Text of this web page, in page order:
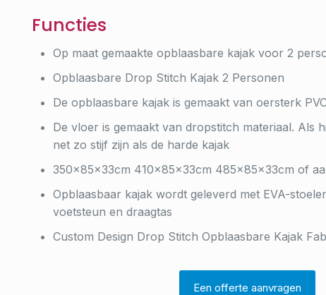
Functies
Op maat gemaakte opblaasbare kajak voor 2
Opblaasbare Drop Stitch Kajak 2 Personen
De opblaasbare kajak is gemaakt van oersterk
De vloer is gemaakt van dropstitch materiaal. Als
net zo stijf zijn als de harde kajak
350x85x33cm 410x85x33cm 485x85x33cm of
Opblaasbaar kajak wordt geleverd met EVA-
voetsteun en draagtas
Custom Design Drop Stitch Opblaasbare Kajak
Een offerte aanvragen